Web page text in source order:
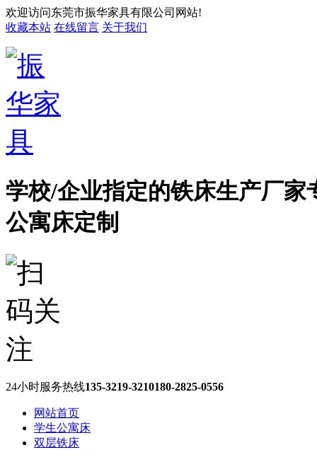
欢迎访问东莞市振华家具有限公司网站!
收藏本站 在线留言 关于我们
学校/企业指定的铁床生产厂家
公寓床定制
24小时服务热线135-3219-3210180-2825-0556
网站首页
学生公寓床
双层铁床